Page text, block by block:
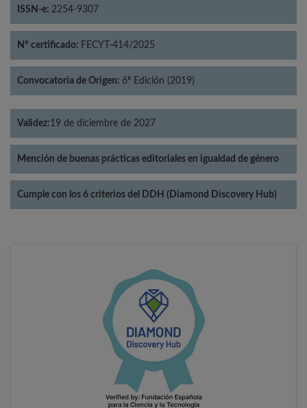
ISSN-e: 2254-9307
Nº certificado: FECYT-414/2025
Convocatoria de Origen: 6ª Edición (2019)
Validez:19 de diciembre de 2027
Mención de buenas prácticas editoriales en igualdad de género
Cumple con los 6 criterios del DDH (Diamond Discovery Hub)